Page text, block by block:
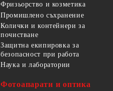
Фризьорство и козметика
Промишлено съхранение
Колички и контейнери за
почистване
Защитна екипировка за
безопасност при работа
Наука и лаборатории
Фотоапарати и оптика